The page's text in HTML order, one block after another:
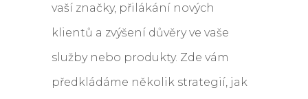
vaší značky, přilákání nových
klientů a zvýšení důvěry ve vaše
služby nebo produkty. Zde vám
předkládáme několik strategií, jak